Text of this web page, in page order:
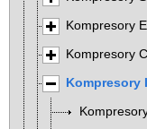
Kompresory
Kompresory
Kompresory